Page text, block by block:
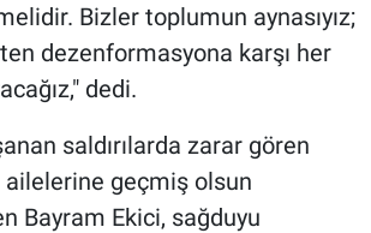
Bizler toplumun aynasıyız;
dezenformasyona karşı her
dedi.
saldırılarda zarar gören
geçmiş olsun
Bayram Ekici, sağduyu